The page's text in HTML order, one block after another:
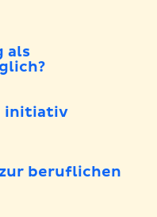
als
initiativ
beruflichen